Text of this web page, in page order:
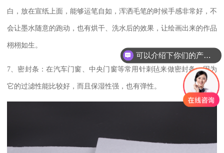
白，放在宣纸上面，能够运笔自如，浑洒毛笔的时候手感非常好，不
会让墨水随意的跑动，也有烘干、洗水后的效果，让绘画出来的作品
栩栩如生。
7 密封条：在汽车门窗、中央门窗等常用针刺毡来做密封条，因为
它的过滤性能比较好，而且保湿性强，也有弹性。
可以介绍下你们的产品么？